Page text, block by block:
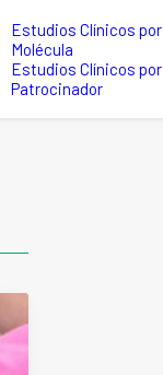
Estudios Clínicos por
Molécula
Estudios Clínicos por
Patrocinador